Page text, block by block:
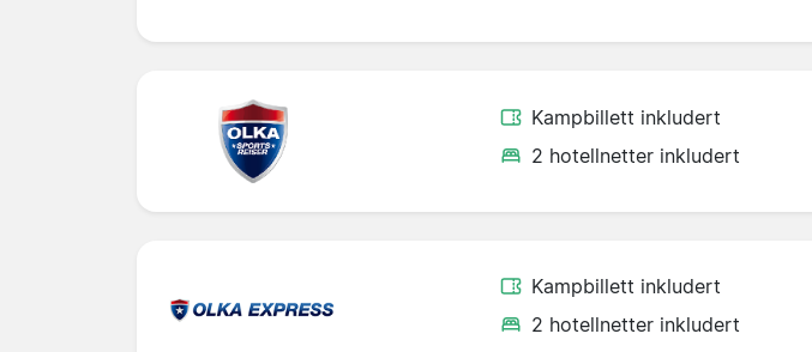
Kampbillett inkludert
2 hotellnetter inkludert
Kampbillett inkludert
2 hotellnetter inkludert